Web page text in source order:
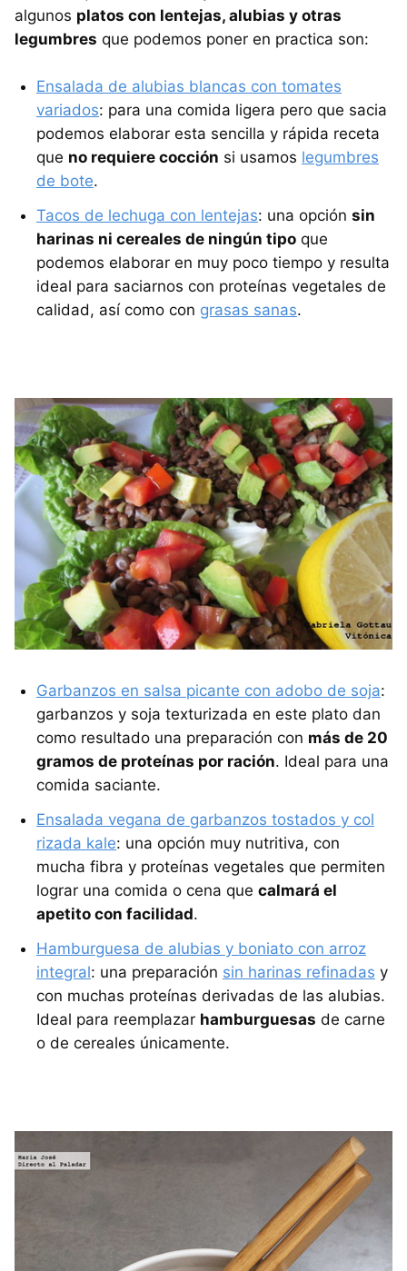
algunos platos con lentejas, alubias y otras
legumbres que podemos poner en practica son:
Ensalada de alubias blancas con tomates
variados: para una comida ligera pero que sacia
podemos elaborar esta sencilla y rápida receta
que no requiere cocción si usamos legumbres
de bote.
Tacos de lechuga con lentejas: una opción sin
harinas ni cereales de ningún tipo que
podemos elaborar en muy poco tiempo y resulta
ideal para saciarnos con proteínas vegetales de
calidad, así como con grasas sanas.
Garbanzos en salsa picante con adobo de soja:
garbanzos y soja texturizada en este plato dan
como resultado una preparación con más de 20
gramos de proteínas por ración. Ideal para una
comida saciante.
Ensalada vegana de garbanzos tostados y col
rizada kale: una opción muy nutritiva, con
mucha fibra y proteínas vegetales que permiten
lograr una comida o cena que calmará el
apetito con facilidad.
Hamburguesa de alubias y boniato con arroz
integral: una preparación sin harinas refinadas y
con muchas proteínas derivadas de las alubias.
Ideal para reemplazar hamburguesas de carne
o de cereales únicamente.